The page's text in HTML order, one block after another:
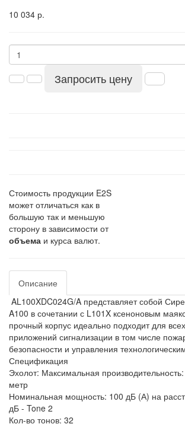
10 034 р.
Запросить цену
Стоимость продукции E2S
может отличаться как в
большую так и меньшую
сторону в зависимости от
объема и курса валют.
Описание
AL100XDC024G/A представляет собой
A100 в сочетании с L101X ксеноновым
прочный корпус идеально подходит для
приложений сигнализации в том числе
безопасности и управления
Спецификация
Эхолот: Максимальная
метр
Номинальная мощность: 100 дБ (А) на
дБ - Tone 2
Кол-во тонов: 32